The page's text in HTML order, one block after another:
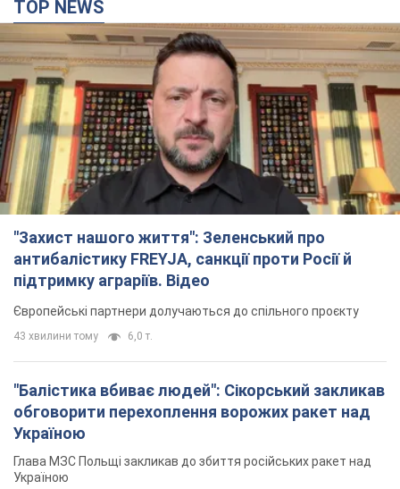
"Захист нашого життя": Зеленський про
антибалістику FREYJA, санкції проти Росії й
підтримку аграріїв. Відео
Європейські партнери долучаються до спільного проєкту
43 хвилини тому 6,0 т.
"Балістика вбиває людей": Сікорський закликав
обговорити перехоплення ворожих ракет над
Україною
Глава МЗС Польщі закликав до збиття російських ракет над
Податкова передасть Міноборони дані про
чоловіків 18-60 років: для чого це потрібно
Це потрібно для перевірки військового обліку
2 години тому 9,8 т.